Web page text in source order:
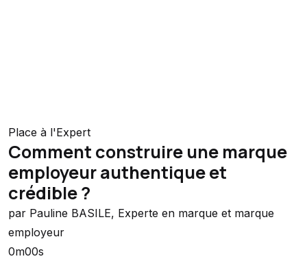
Place à l'Expert
Comment construire une marque
employeur authentique et
crédible ?
par Pauline BASILE, Experte en marque et marque
employeur
0m00s